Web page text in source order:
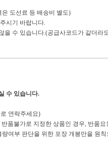
도선료 등 배송비 별도)
시기 바랍니다.
을 수 있습니다.(공급사코드가 같더라
수 있습니다.
연락주세요)
품불가로 지정한 상품인 경우, 반품요
여부 판단을 위한 포장 개봉만을 원